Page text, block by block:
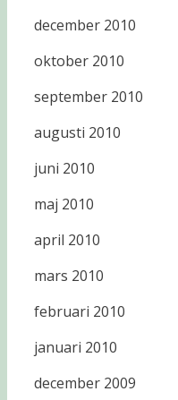
december 2010
oktober 2010
september 2010
augusti 2010
juni 2010
maj 2010
april 2010
mars 2010
februari 2010
januari 2010
december 2009